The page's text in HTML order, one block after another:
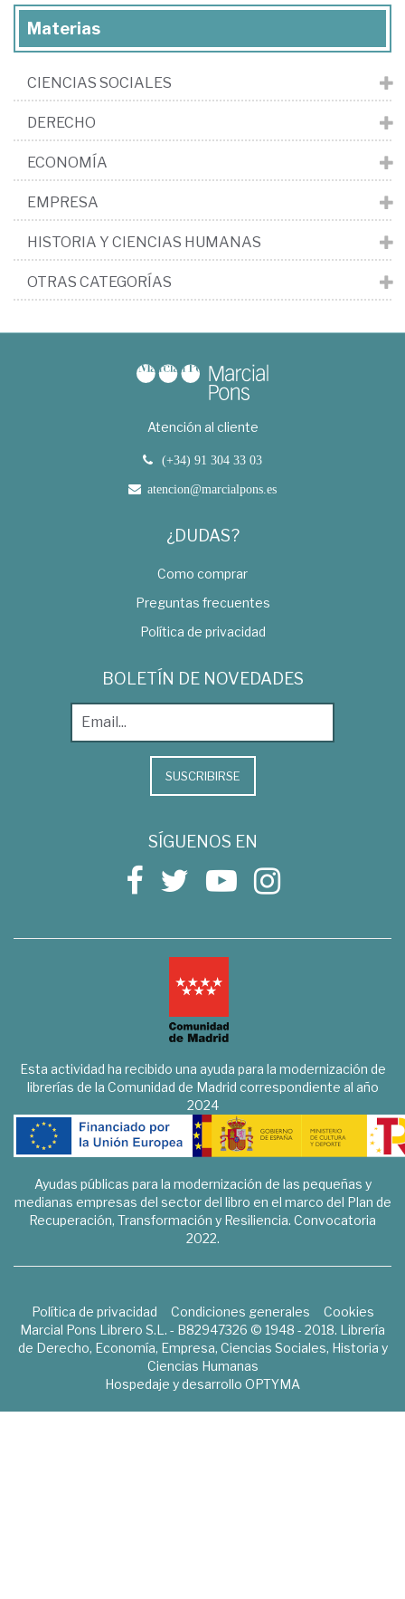
Materias
CIENCIAS SOCIALES
DERECHO
ECONOMÍA
EMPRESA
HISTORIA Y CIENCIAS HUMANAS
OTRAS CATEGORÍAS
Atención al cliente
(+34) 91 304 33 03
atencion@marcialpons.es
¿DUDAS?
Como comprar
Preguntas frecuentes
Política de privacidad
BOLETÍN DE NOVEDADES
SUSCRIBIRSE
SÍGUENOS EN
Esta actividad ha recibido una ayuda para la modernización de
librerías de la Comunidad de Madrid correspondiente al año
2024
Ayudas públicas para la modernización de las pequeñas y
medianas empresas del sector del libro en el marco del Plan de
Recuperación, Transformación y Resiliencia. Convocatoria
2022.
Política de privacidad Condiciones generales
Cookies
Marcial Pons Librero S.L. - B82947326 © 1948 - 2018. Librería
de Derecho, Economía, Empresa, Ciencias Sociales, Historia y
Ciencias Humanas
Hospedaje y desarrollo OPTYMA